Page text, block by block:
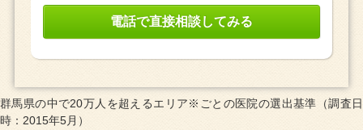
電話で直接相談してみる
群馬県の中で20万人を超えるエリア※ごとの医院の選出基準（調査日
時：2015年5月）